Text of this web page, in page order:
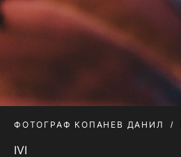
ФОТОГРАФ КОПАНЕВ ДАНИЛ
IVI